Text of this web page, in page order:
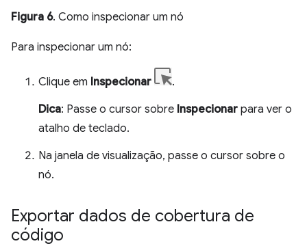
Figura 6. Como inspecionar um nó
Para inspecionar um nó:
Clique em Inspecionar
.
Dica: Passe o cursor sobre Inspecionar para ver o
atalho de teclado.
Na janela de visualização, passe o cursor sobre o
nó.
Exportar dados de cobertura de
código